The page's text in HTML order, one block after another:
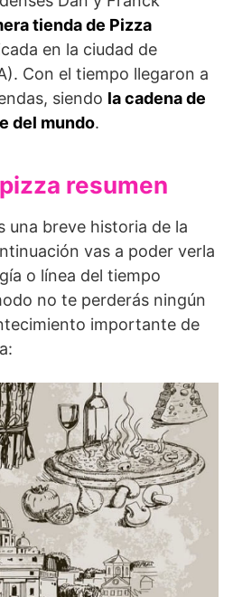
tienda de Pizza
en la ciudad de
Con el tiempo llegaron a
siendo la cadena de
del mundo.
resumen
una breve historia de la
vas a poder verla
o línea del tiempo
no te perderás ningún
importante de